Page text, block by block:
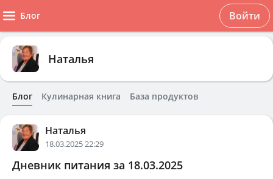
Блог Войти
Наталья
Блог Кулинарная книга База продуктов
Наталья
18.03.2025 22:29
Дневник питания за 18.03.2025